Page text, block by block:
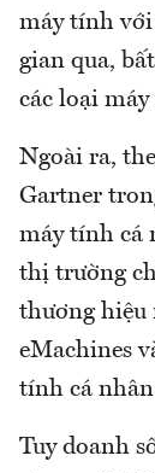
máy tính
gian qua,
các loại
Ngoài ra,
Gartner
máy tính cá
thị trường
thương hiệu
eMachines
tính cá
Tuy doanh